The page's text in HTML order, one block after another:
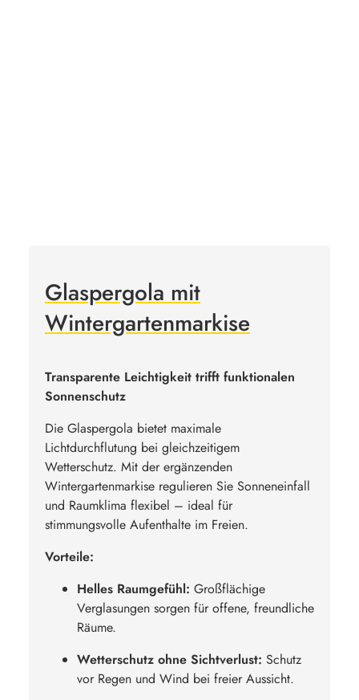
Glaspergola mit
Wintergartenmarkise
Transparente Leichtigkeit trifft funktionalen
Sonnenschutz
Die Glaspergola bietet maximale
Lichtdurchflutung bei gleichzeitigem
Wetterschutz. Mit der ergänzenden
Wintergartenmarkise regulieren Sie Sonneneinfall
und Raumklima flexibel – ideal für
stimmungsvolle Aufenthalte im Freien.
Vorteile:
Helles Raumgefühl: Großflächige
Verglasungen sorgen für offene, freundliche
Räume.
Wetterschutz ohne Sichtverlust: Schutz
vor Regen und Wind bei freier Aussicht.